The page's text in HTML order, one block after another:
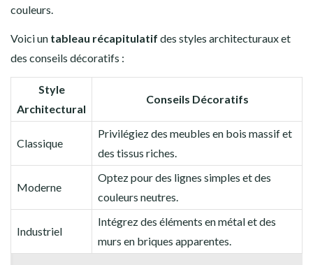
couleurs.
Voici un tableau récapitulatif des styles architecturaux et
des conseils décoratifs :
Style
Architectural
Conseils Décoratifs
Classique
Privilégiez des meubles en bois massif et
des tissus riches.
Moderne
Optez pour des lignes simples et des
couleurs neutres.
Industriel
Intégrez des éléments en métal et des
murs en briques apparentes.